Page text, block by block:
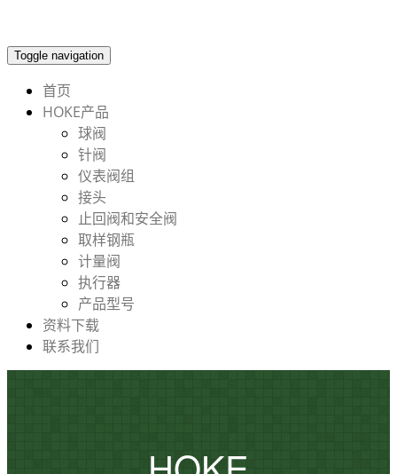
Toggle navigation
首页
HOKE产品
球阀
针阀
仪表阀组
接头
止回阀和安全阀
取样钢瓶
计量阀
执行器
产品型号
资料下载
联系我们